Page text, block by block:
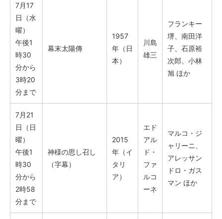
7月17
日（水
曜）
午後1
時30
分から
3時20
分まで
幕末太陽傳
1957
年（日
本）
川島
雄三
フランキー
堺、南田洋
子、石原裕
次郎、小林
旭 ほか
7月21
日（日
曜）
午後1
時30
分から
2時58
分まで
神様の思し召し
（字幕）
2015
年（イ
タリ
ア）
エド
アル
ド・
ファ
ルコ
ーネ
マルコ・ジ
ャリーニ、
アレッサン
ドロ・ガス
マン ほか